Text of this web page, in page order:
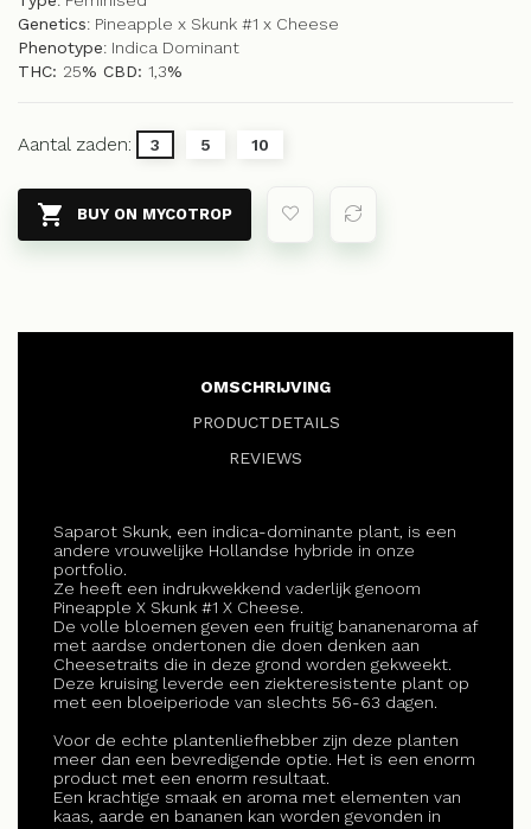
Genetics: Pineapple x Skunk #1 x Cheese
Phenotype: Indica Dominant
THC: 25% CBD: 1,3%
Aantal zaden: 3 5 10
 BUY ON MYCOTROP
OMSCHRIJVING
PRODUCTDETAILS
REVIEWS
Saparot Skunk, een indica-dominante plant, is een
andere vrouwelijke Hollandse hybride in onze
portfolio.
Ze heeft een indrukwekkend vaderlijk genoom
Pineapple X Skunk #1 X Cheese.
De volle bloemen geven een fruitig bananenaroma af
met aardse ondertonen die doen denken aan
Cheesetraits die in deze grond worden gekweekt.
Deze kruising leverde een ziekteresistente plant op
met een bloeiperiode van slechts 56-63 dagen.
Voor de echte plantenliefhebber zijn deze planten
meer dan een bevredigende optie. Het is een enorm
product met een enorm resultaat.
Een krachtige smaak en aroma met elementen van
kaas, aarde en bananen kan worden gevonden in